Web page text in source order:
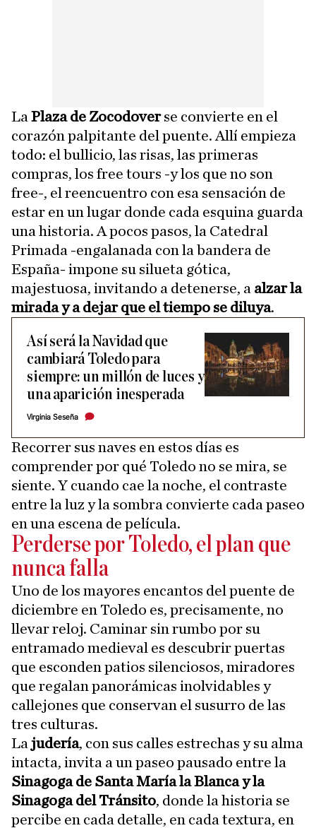
La Plaza de Zocodoverse convierte en el
corazón palpitante del puente. Allí empieza
todo: el bullicio, las risas, las primeras
compras, los free tours -y los que no son
free-, el reencuentro con esa sensación de
estar en un lugar donde cada esquina guarda
una historia. A pocos pasos, la Catedral
Primada -engalanada con la bandera de
España- impone su silueta gótica,
majestuosa, invitando a detenerse, a alzar la
mirada y a dejar que el tiempo se diluya.
Así será la Navidad que
cambiará Toledo para
siempre: un millón de luces y
una aparición inesperada
Virginia Seseña
Recorrer sus naves en estos días es
comprender por qué Toledo no se mira, se
siente. Y cuando cae la noche, el contraste
entre la luz y la sombra convierte cada paseo
en una escena de película.
Perderse por Toledo, el plan que
nunca falla
Uno de los mayores encantos del puente de
diciembre en Toledo es, precisamente, no
llevar reloj. Caminar sin rumbo por su
entramado medieval es descubrir puertas
que esconden patios silenciosos, miradores
que regalan panorámicas inolvidables y
callejones que conservan el susurro de las
tres culturas.
La judería, con sus calles estrechas y su alma
intacta, invita a un paseo pausado entre la
Sinagoga de Santa María la Blanca y la
Sinagoga del Tránsito, donde la historia se
percibe en cada detalle, en cada textura, en